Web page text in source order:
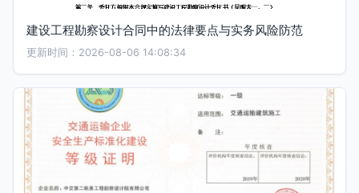
建设工程勘察设计合同中的法律要点与实务风险防范
更新时间：2026-08-06 14:08:34